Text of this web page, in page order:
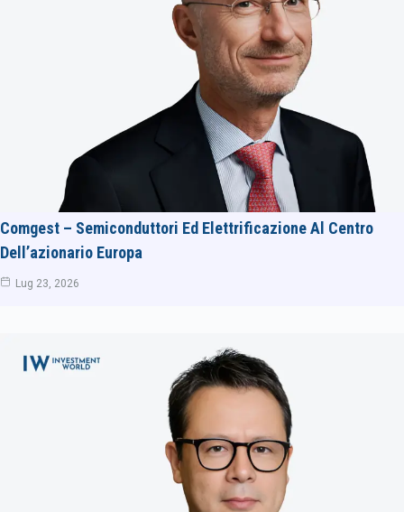
Comgest – Semiconduttori Ed Elettrificazione Al Centro
Dell’azionario Europa
Lug 23, 2026